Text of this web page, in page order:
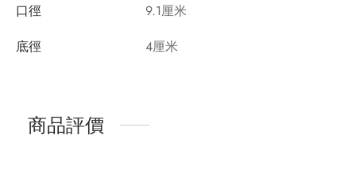
口徑
9.1厘米
底徑
4厘米
商品評價